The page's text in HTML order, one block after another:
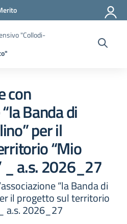
"Collodi-
con
Banda di
per il
“Mio
_ a.s. 2026_27
“la Banda di
il progetto sul territorio
a.s. 2026_27